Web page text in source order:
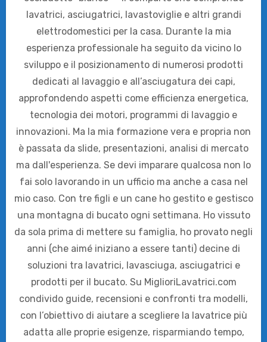
lavatrici, asciugatrici, lavastoviglie e altri grandi
elettrodomestici per la casa. Durante la mia
esperienza professionale ha seguito da vicino lo
sviluppo e il posizionamento di numerosi prodotti
dedicati al lavaggio e all’asciugatura dei capi,
approfondendo aspetti come efficienza energetica,
tecnologia dei motori, programmi di lavaggio e
innovazioni. Ma la mia formazione vera e propria non
è passata da slide, presentazioni, analisi di mercato
ma dall'esperienza. Se devi imparare qualcosa non lo
fai solo lavorando in un ufficio ma anche a casa nel
mio caso. Con tre figli e un cane ho gestito e gestisco
una montagna di bucato ogni settimana. Ho vissuto
da sola prima di mettere su famiglia, ho provato negli
anni (che aimé iniziano a essere tanti) decine di
soluzioni tra lavatrici, lavasciuga, asciugatrici e
prodotti per il bucato. Su MiglioriLavatrici.com
condivido guide, recensioni e confronti tra modelli,
con l’obiettivo di aiutare a scegliere la lavatrice più
adatta alle proprie esigenze, risparmiando tempo,